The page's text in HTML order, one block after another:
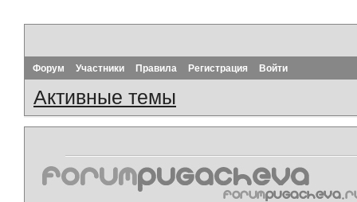
Форум Участники Правила Регистрация Войти
Активные темы